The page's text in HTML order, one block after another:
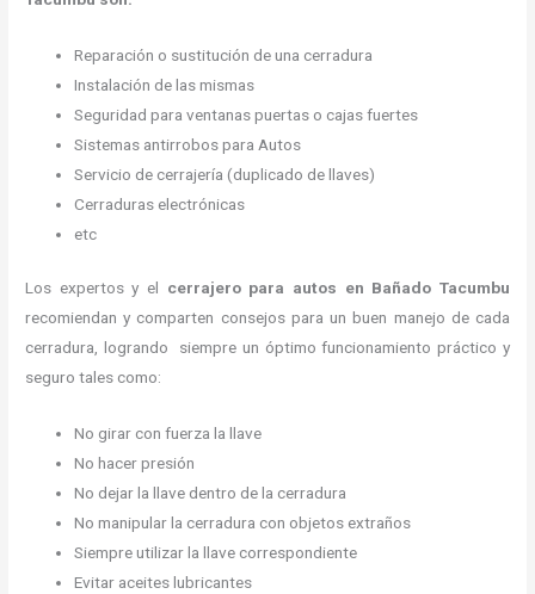
Reparación o sustitución de una cerradura
Instalación de las mismas
Seguridad para ventanas puertas o cajas fuertes
Sistemas antirrobos para Autos
Servicio de cerrajería (duplicado de llaves)
Cerraduras electrónicas
etc
Los expertos y el cerrajero para autos en Bañado Tacumbu
recomiendan y comparten consejos para un buen manejo de cada
cerradura, logrando siempre un óptimo funcionamiento práctico y
seguro tales como:
No girar con fuerza la llave
No hacer presión
No dejar la llave dentro de la cerradura
No manipular la cerradura con objetos extraños
Siempre utilizar la llave correspondiente
Evitar aceites lubricantes